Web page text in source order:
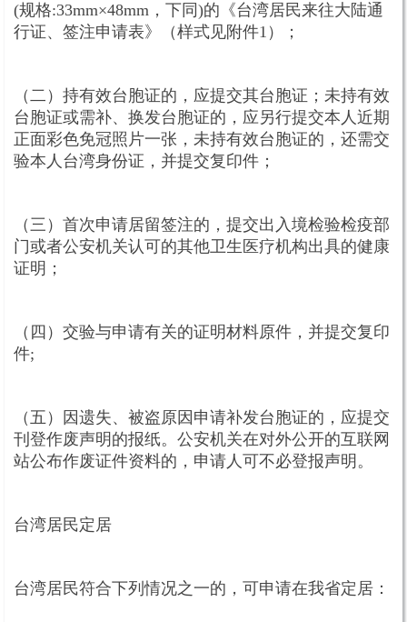
(规格:33mm×48mm，下同)的《台湾居民来往大陆通
行证、签注申请表》（样式见附件1）；
（二）持有效台胞证的，应提交其台胞证；未持有效
台胞证或需补、换发台胞证的，应另行提交本人近期
正面彩色免冠照片一张，未持有效台胞证的，还需交
验本人台湾身份证，并提交复印件；
（三）首次申请居留签注的，提交出入境检验检疫部
门或者公安机关认可的其他卫生医疗机构出具的健康
证明；
（四）交验与申请有关的证明材料原件，并提交复印
件;
（五）因遗失、被盗原因申请补发台胞证的，应提交
刊登作废声明的报纸。公安机关在对外公开的互联网
站公布作废证件资料的，申请人可不必登报声明。
台湾居民定居
台湾居民符合下列情况之一的，可申请在我省定居：